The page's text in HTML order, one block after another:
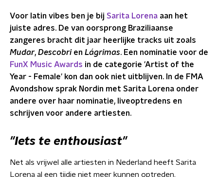
Voor latin vibes ben je bij Sarita Lorena aan het
juiste adres. De van oorsprong Braziliaanse
zangeres bracht dit jaar heerlijke tracks uit zoals
Mudar, Descobrien Lágrimas. Een nominatie voor de
FunX Music Awards in de categorie 'Artist of the
Year - Female' kon dan ook niet uitblijven. In de FMA
Avondshow sprak Nordin met Sarita Lorena onder
andere over haar nominatie, liveoptredens en
schrijven voor andere artiesten.
"Iets te enthousiast"
Net als vrijwel alle artiesten in Nederland heeft Sarita
Lorena al een tijdje niet meer kunnen optreden.